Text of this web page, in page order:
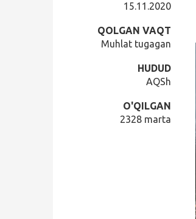
15.11.2020
QOLGAN VAQT
Muhlat tugagan
HUDUD
AQSh
O'QILGAN
2328 marta